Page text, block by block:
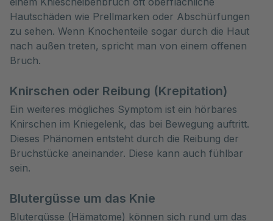
Hautschäden wie Prellmarken oder Abschürfungen
zu sehen. Wenn Knochenteile sogar durch die Haut
nach außen treten, spricht man von einem offenen
Bruch.
Knirschen oder Reibung (Krepitation)
Ein weiteres mögliches Symptom ist ein hörbares
Knirschen im Kniegelenk, das bei Bewegung auftritt.
Dieses Phänomen entsteht durch die Reibung der
Bruchstücke aneinander. Diese kann auch fühlbar
sein.
Blutergüsse um das Knie
Blutergüsse (Hämatome) können sich rund um das